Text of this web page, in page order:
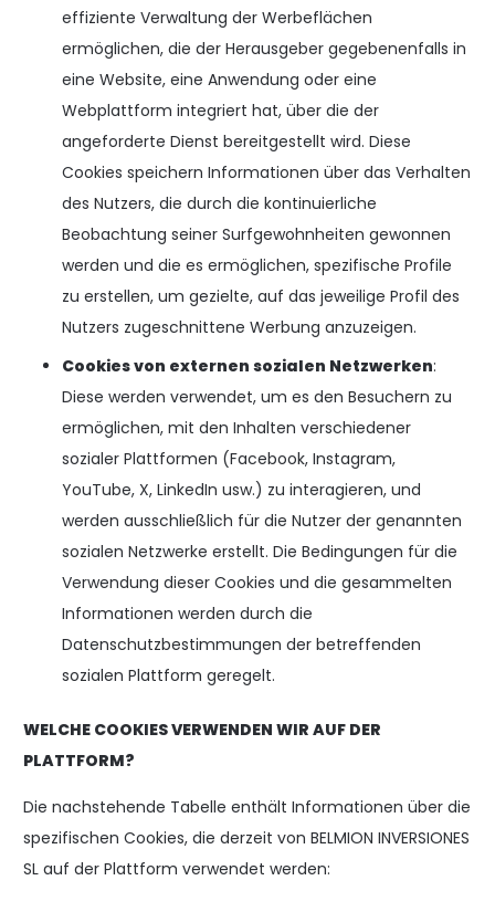
effiziente Verwaltung der Werbeflächen
ermöglichen, die der Herausgeber gegebenenfalls in
eine Website, eine Anwendung oder eine
Webplattform integriert hat, über die der
angeforderte Dienst bereitgestellt wird. Diese
Cookies speichern Informationen über das Verhalten
des Nutzers, die durch die kontinuierliche
Beobachtung seiner Surfgewohnheiten gewonnen
werden und die es ermöglichen, spezifische Profile
zu erstellen, um gezielte, auf das jeweilige Profil des
Nutzers zugeschnittene Werbung anzuzeigen.
Cookies von externen sozialen Netzwerken:
Diese werden verwendet, um es den Besuchern zu
ermöglichen, mit den Inhalten verschiedener
sozialer Plattformen (Facebook, Instagram,
YouTube, X, LinkedIn usw.) zu interagieren, und
werden ausschließlich für die Nutzer der genannten
sozialen Netzwerke erstellt. Die Bedingungen für die
Verwendung dieser Cookies und die gesammelten
Informationen werden durch die
Datenschutzbestimmungen der betreffenden
sozialen Plattform geregelt.
WELCHE COOKIES VERWENDEN WIR AUF DER
PLATTFORM?
Die nachstehende Tabelle enthält Informationen über die
spezifischen Cookies, die derzeit von BELMION INVERSIONES
SL auf der Plattform verwendet werden: